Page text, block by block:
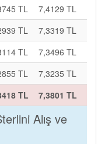
TL
7,4129 TL
TL
7,3319 TL
TL
7,3496 TL
TL 7,3235 TL
TL 7,3801 TL
Alış ve